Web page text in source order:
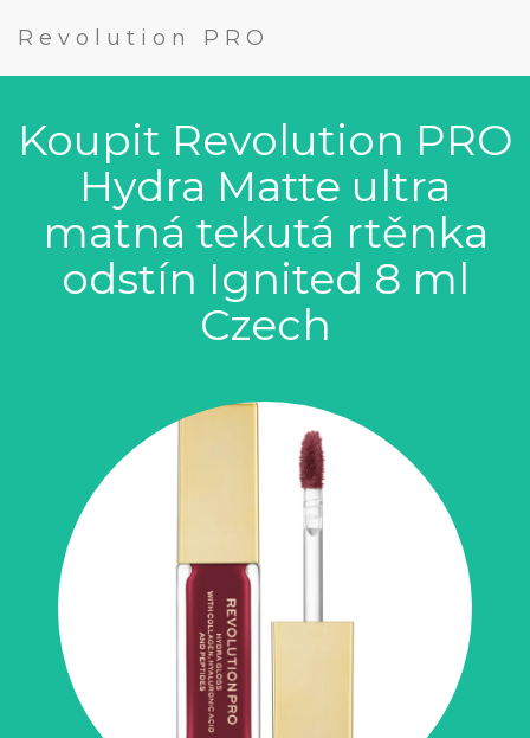
Revolution PRO
Koupit Revolution PRO
Hydra Matte ultra
matná tekutá rtěnka
odstín Ignited 8 ml
Czech